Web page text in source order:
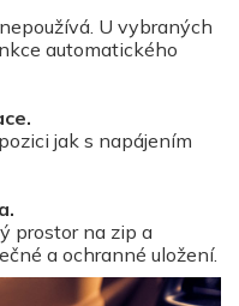
U vybraných
automatického
jak s napájením
prostor na zip a
a ochranné uložení.